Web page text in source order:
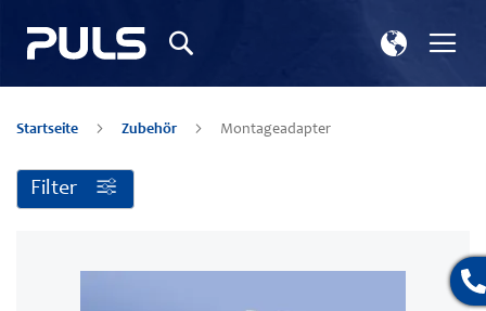
Store
wählen
Startseite Zubehör Montageadapter
Filter